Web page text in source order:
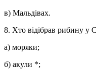
в) Мальдівах.
8. Хто відібрав рибину у
а) моряки;
б) акули *;